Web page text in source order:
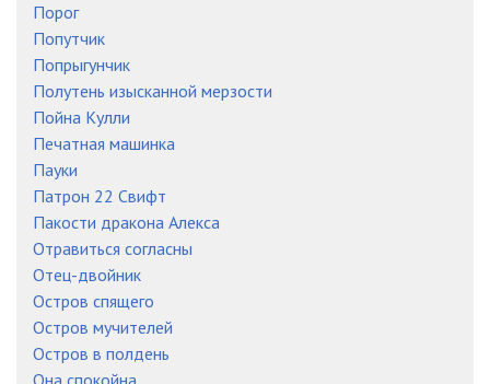
Порог
Попутчик
Попрыгунчик
Полутень изысканной мерзости
Пойна Кулли
Печатная машинка
Пауки
Патрон 22 Свифт
Пакости дракона Алекса
Отравиться согласны
Отец-двойник
Остров спящего
Остров мучителей
Остров в полдень
Она спокойна